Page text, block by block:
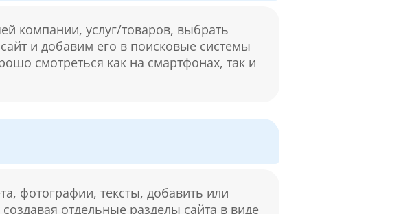
компании, услуг/товаров, выбрать
и добавим его в поисковые системы
смотреться как на смартфонах, так и
фотографии, тексты, добавить или
отдельные разделы сайта в виде